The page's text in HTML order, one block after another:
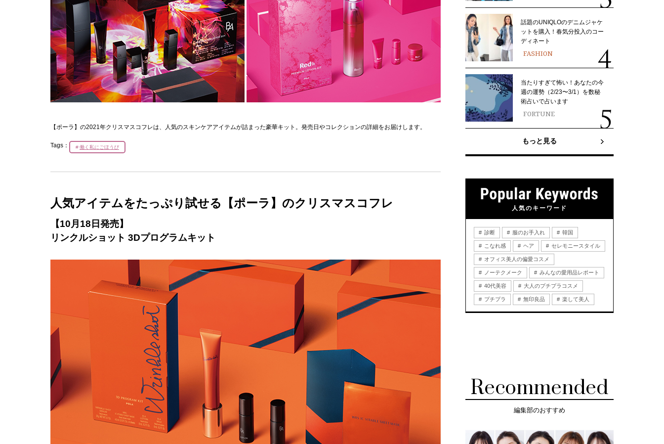
【ポーラ】の2021年クリスマスコフレは、人気のスキンケアアイテムが詰まった豪華キット。発売日やコレクションの詳細をお届けします。
Tags： 働く私にごほうび
人気アイテムをたっぷり試せる 【ポーラ】のクリスマスコフレ
【10月18日発売】
リンクルショット 3Dプログラムキット
話題のUNIQLOのデニムジャケ
ットを購入！春気分投入のコー
ディネート
FASHION
当たりすぎて怖い！あなたの今
週の運勢（2/23〜3/1）を数秘
術占いで占います
FORTUNE
もっと見る
人気のキーワード
診断 服のお手入れ 韓国
こなれ感 ヘア セレモニースタイル
オフィス美人の偏愛コスメ
ノーテクメーク みんなの愛用品レポート
40代美容 大人のプチプラコスメ
プチプラ 無印良品 楽して美人
Recommended
編集部のおすすめ